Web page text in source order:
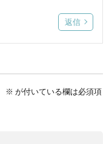
返信
※ が付いている欄は必須項